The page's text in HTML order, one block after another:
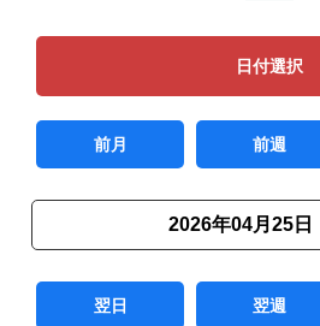
日付選択
前月 前週
2026年04月25日
翌日 翌週